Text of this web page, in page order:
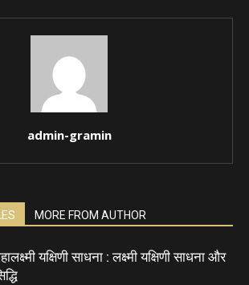
admin-gramin
MORE FROM AUTHOR
यक्षिणी साधना : लक्ष्मी यक्षिणी साधना और